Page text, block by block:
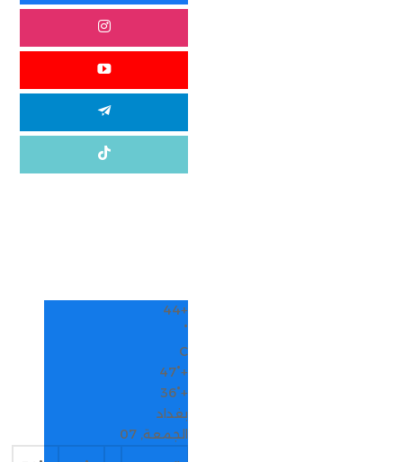
+
44
°
C
+
47°
+
36°
بغداد
الجمعة, 07